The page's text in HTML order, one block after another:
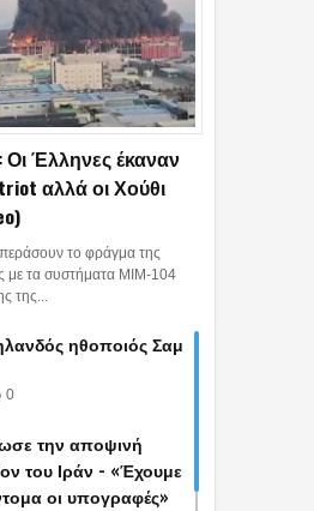
Έλληνες έκαναν
αλλά οι Χούθι
το φράγμα της
με τα συστήματα MIM-104
της...
ηθοποιός Σαμ
0
την αποψινή
του Ιράν - «Έχουμε
οι υπογραφές»